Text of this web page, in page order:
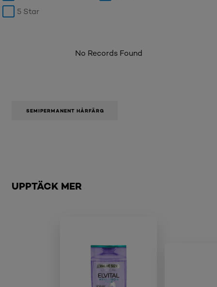
5 Star
No Records Found
SEMIPERMANENT HÅRFÄRG
UPPTÄCK MER